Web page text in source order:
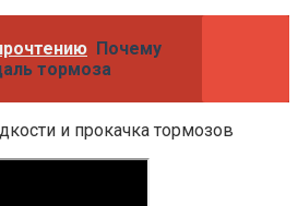
Почему
тормоза
и прокачка тормозов